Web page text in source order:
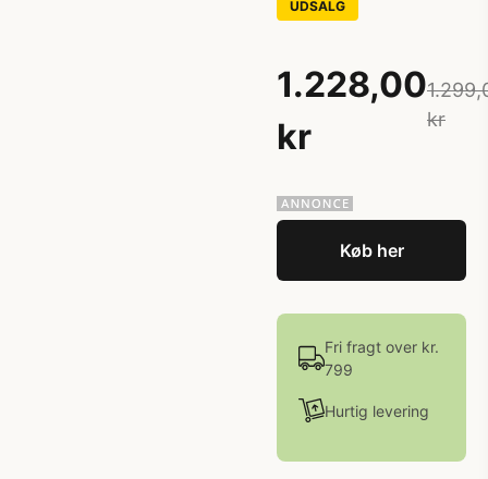
UDSALG
1.228,00
kr
kr
Køb her
Fri fragt over kr.
799
Hurtig levering